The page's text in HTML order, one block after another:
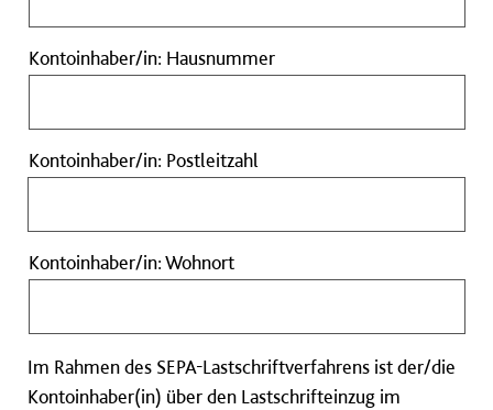
Kontoinhaber/in: HausnummerKontoinhaber/in:
Hausnummer
Kontoinhaber/in: Postleitzahl
Postleitzahl
Kontoinhaber/in: WohnortKontoinhaber/in:
Wohnort
Im Rahmen des SEPA-Lastschriftverfahrens ist der/die
Kontoinhaber(in) über den Lastschrifteinzug im